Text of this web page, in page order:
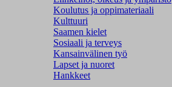
Koulutus ja oppimateriaali
Kulttuuri
Saamen kielet
Sosiaali ja terveys
Kansainvälinen työ
Lapset ja nuoret
Hankkeet